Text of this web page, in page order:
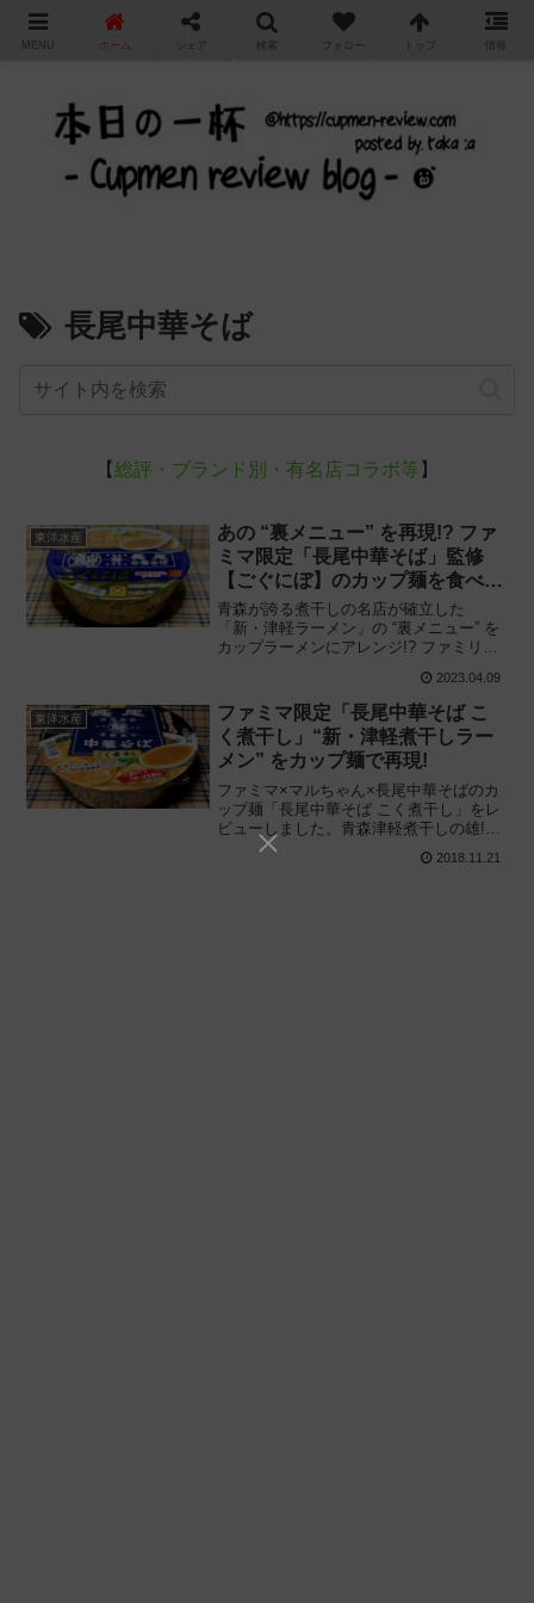
カップ麺の新商品をレビュー / アレンジするブログ
長尾中華そば
【総評・ブランド別・有名店コラボ等 】
東洋水産
あの “裏メニュー” を再現!? ファ
ミマ限定「長尾中華そば」監修
【ごぐにぼ】のカップ麺を食べて
みた結果‥‥
青森が誇る煮干しの名店が確立した
「新・津軽ラーメン」の “裏メニュー” を
カップラーメンにアレンジ!? ファミリー
発「ファミマル 長尾中華そば ごぐにぼ」
を食べてみた感想と評価・レビューで
す。
2023.04.09
東洋水産
ファミマ限定「長尾中華そば こ
く煮干し」“新・津軽煮干しラー
メン” をカップ麺で再現!
ファミマ×マルちゃん×長尾中華そばのカ
ップ麺「長尾中華そば こく煮干し」をレ
ビューしました。青森津軽煮干しの雄!
"新" 津軽煮干しラーメン "こく煮干し" を
再現したカップ麺を実際に食べてみた感
2018.11.21
MENU ホーム シェア 検索 フォロー トップ 情報